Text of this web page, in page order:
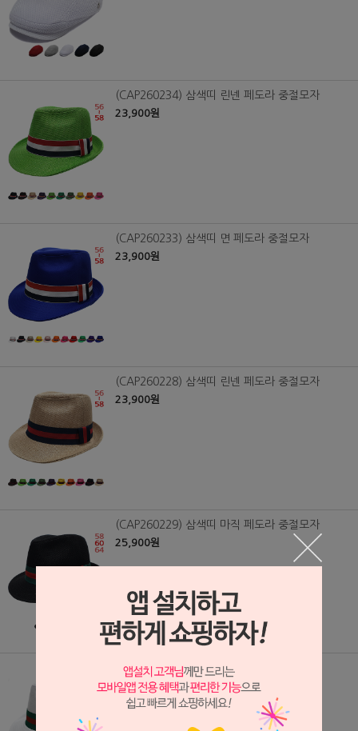
(CAP260234) 삼색띠 린넨 페도라 중절모자
23,900원
(CAP260233) 삼색띠 면 페도라 중절모자
23,900원
(CAP260228) 삼색띠 린넨 페도라 중절모자
23,900원
(CAP260229) 삼색띠 마직 페도라 중절모자
25,900원
(CAP260230) 삼색띠 면 페도라 중절모자
23,900원